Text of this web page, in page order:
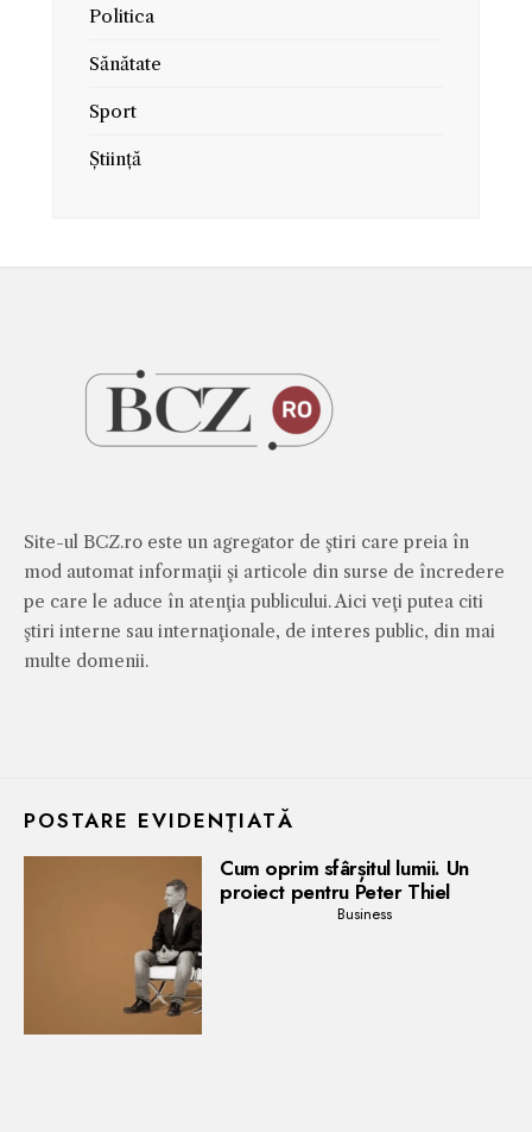
Politica
Sănătate
Sport
Știință
Site-ul BCZ.ro este un agregator de ştiri care preia în
mod automat informaţii şi articole din surse de încredere
pe care le aduce în atenţia publicului. Aici veţi putea citi
ştiri interne sau internaţionale, de interes public, din mai
multe domenii.
POSTARE EVIDENŢIATĂ
Cum oprim sfârșitul lumii. Un
proiect pentru Peter Thiel
Business